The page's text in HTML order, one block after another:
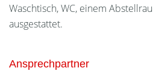
Waschtisch, WC, einem
ausgestattet.
Ansprechpartner